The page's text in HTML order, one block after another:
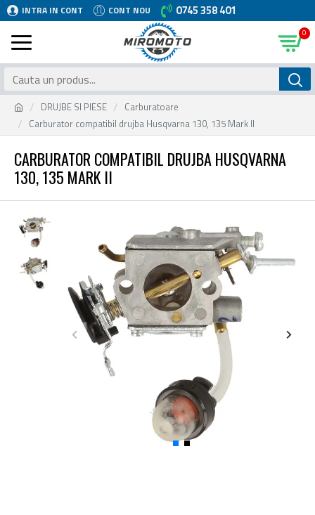
INTRA IN CONT CONT NOU 0745 358 401
0
DRUJBE SI PIESE
Carburatoare
Carburator compatibil drujba Husqvarna 130, 135 Mark II
CARBURATOR COMPATIBIL DRUJBA HUSQVARNA
130, 135 MARK II